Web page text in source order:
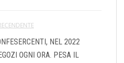
NEL 2022
OGNI ORA. PESA IL